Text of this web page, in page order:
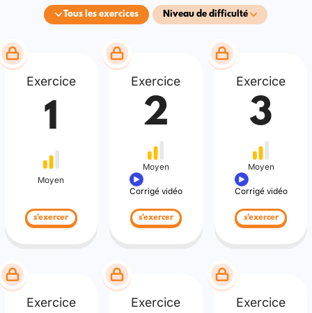
Tous les exercices Niveau de difficulté
Exercice
1
Moyen
s'exercer
Exercice
2
Moyen
Corrigé vidéo
s'exercer
Exercice
3
Moyen
Corrigé vidéo
s'exercer
Exercice Exercice Exercice